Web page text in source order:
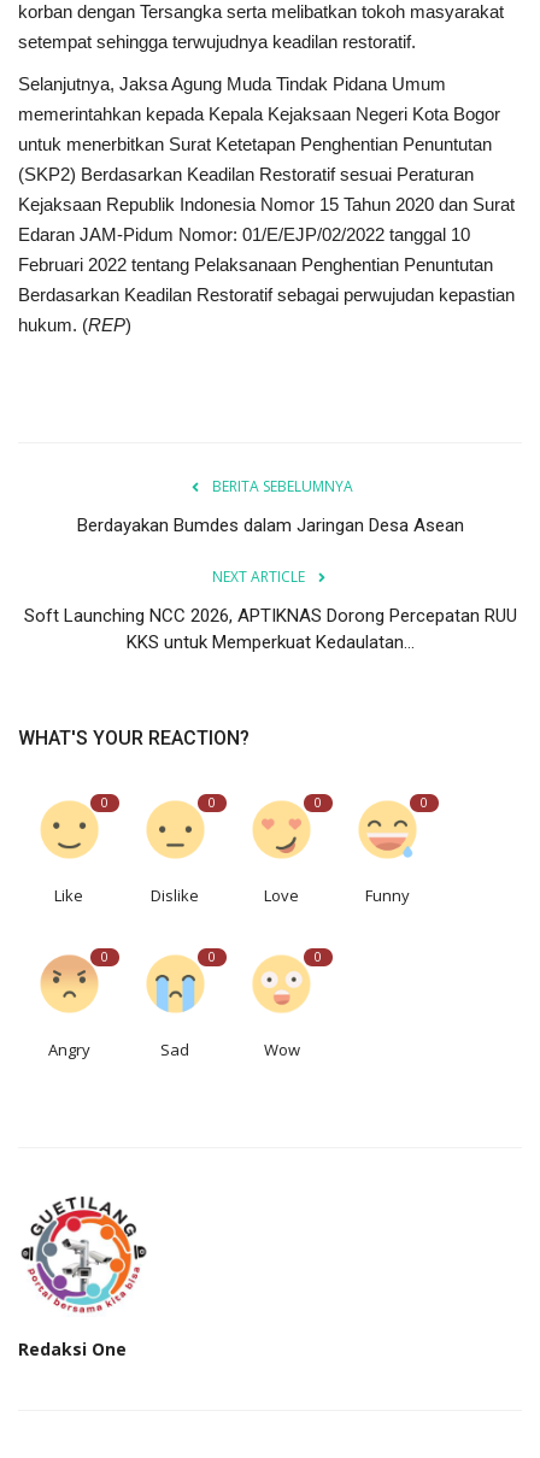
korban dengan Tersangka serta melibatkan tokoh masyarakat
setempat sehingga terwujudnya keadilan restoratif.
Selanjutnya, Jaksa Agung Muda Tindak Pidana Umum
memerintahkan kepada Kepala Kejaksaan Negeri Kota Bogor
untuk menerbitkan Surat Ketetapan Penghentian Penuntutan
(SKP2) Berdasarkan Keadilan Restoratif sesuai Peraturan
Kejaksaan Republik Indonesia Nomor 15 Tahun 2020 dan Surat
Edaran JAM-Pidum Nomor: 01/E/EJP/02/2022 tanggal 10
Februari 2022 tentang Pelaksanaan Penghentian Penuntutan
Berdasarkan Keadilan Restoratif sebagai perwujudan kepastian
hukum. (REP)
BERITA SEBELUMNYA
Berdayakan Bumdes dalam Jaringan Desa Asean
NEXT ARTICLE
Soft Launching NCC 2026, APTIKNAS Dorong Percepatan RUU
KKS untuk Memperkuat Kedaulatan...
WHAT'S YOUR REACTION?
0
Like
0
Dislike
0
Love
0
Funny
0
Angry
0
Sad
0
Wow
Redaksi One